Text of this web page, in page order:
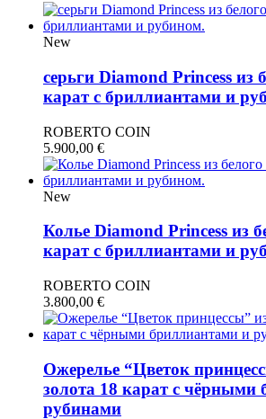
New
серьги Diamond Princess из
карат с бриллиантами и
ROBERTO COIN
5.900,00 €
New
Колье Diamond Princess из
карат с бриллиантами и
ROBERTO COIN
3.800,00 €
Ожерелье “Цветок
золота 18 карат с чёрными
рубинами